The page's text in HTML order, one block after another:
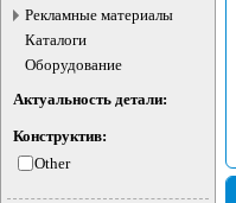
Рекламные материалы
Каталоги
Оборудование
Актуальность детали:
Конструктив:
Other